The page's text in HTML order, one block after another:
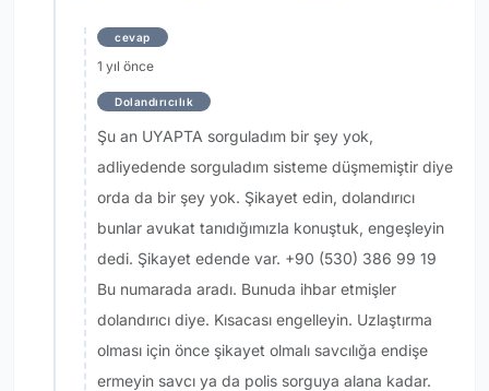
cevap
1 yıl önce
Dolandırıcılık
Şu an UYAPTA sorguladım bir şey yok,
adliyedende sorguladım sisteme düşmemiştir diye
orda da bir şey yok. Şikayet edin, dolandırıcı
bunlar avukat tanıdığımızla konuştuk, engeşleyin
dedi. Şikayet edende var. +90 (530) 386 99 19
Bu numarada aradı. Bunuda ihbar etmişler
dolandırıcı diye. Kısacası engelleyin. Uzlaştırma
olması için önce şikayet olmalı savcılığa endişe
ermeyin savcı ya da polis sorguya alana kadar.